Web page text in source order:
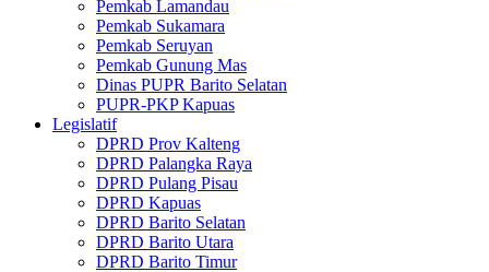
Pemkab Lamandau
Pemkab Sukamara
Pemkab Seruyan
Pemkab Gunung Mas
Dinas PUPR Barito Selatan
PUPR-PKP Kapuas
Legislatif
DPRD Prov Kalteng
DPRD Palangka Raya
DPRD Pulang Pisau
DPRD Kapuas
DPRD Barito Selatan
DPRD Barito Utara
DPRD Barito Timur